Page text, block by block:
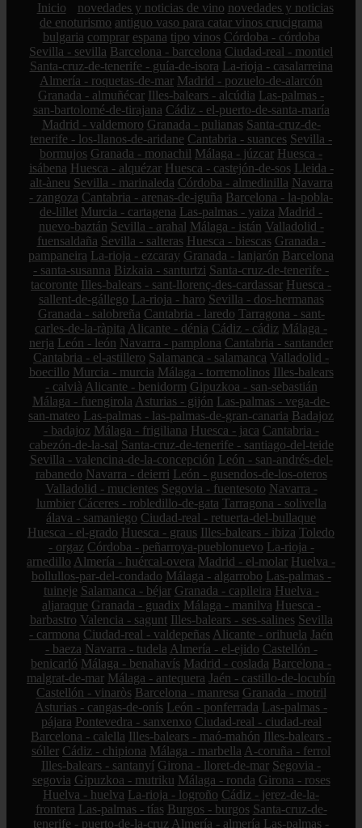
Inicio novedades y noticias de vino novedades y noticias
de enoturismo antiguo vaso para catar vinos crucigrama
bulgaria comprar espana tipo vinos Córdoba - córdoba
Sevilla - sevilla Barcelona - barcelona Ciudad-real - montiel
Santa-cruz-de-tenerife - guía-de-isora La-rioja - casalarreina
Almería - roquetas-de-mar Madrid - pozuelo-de-alarcón
Granada - almuñécar Illes-balears - alcúdia Las-palmas -
san-bartolomé-de-tirajana Cádiz - el-puerto-de-santa-maría
Madrid - valdemoro Granada - pulianas Santa-cruz-de-
tenerife - los-llanos-de-aridane Cantabria - suances Sevilla -
bormujos Granada - monachil Málaga - júzcar Huesca -
isábena Huesca - alquézar Huesca - castejón-de-sos Lleida -
alt-àneu Sevilla - marinaleda Córdoba - almedinilla Navarra
- zangoza Cantabria - arenas-de-iguña Barcelona - la-pobla-
de-lillet Murcia - cartagena Las-palmas - yaiza Madrid -
nuevo-baztán Sevilla - arahal Málaga - istán Valladolid -
fuensaldaña Sevilla - salteras Huesca - biescas Granada -
pampaneira La-rioja - ezcaray Granada - lanjarón Barcelona
- santa-susanna Bizkaia - santurtzi Santa-cruz-de-tenerife -
tacoronte Illes-balears - sant-llorenç-des-cardassar Huesca -
sallent-de-gállego La-rioja - haro Sevilla - dos-hermanas
Granada - salobreña Cantabria - laredo Tarragona - sant-
carles-de-la-ràpita Alicante - dénia Cádiz - cádiz Málaga -
nerja León - león Navarra - pamplona Cantabria - santander
Cantabria - el-astillero Salamanca - salamanca Valladolid -
boecillo Murcia - murcia Málaga - torremolinos Illes-balears
- calvià Alicante - benidorm Gipuzkoa - san-sebastián
Málaga - fuengirola Asturias - gijón Las-palmas - vega-de-
san-mateo Las-palmas - las-palmas-de-gran-canaria Badajoz
- badajoz Málaga - frigiliana Huesca - jaca Cantabria -
cabezón-de-la-sal Santa-cruz-de-tenerife - santiago-del-teide
Sevilla - valencina-de-la-concepción León - san-andrés-del-
rabanedo Navarra - deierri León - gusendos-de-los-oteros
Valladolid - mucientes Segovia - fuentesoto Navarra -
lumbier Cáceres - robledillo-de-gata Tarragona - solivella
álava - samaniego Ciudad-real - retuerta-del-bullaque
Huesca - el-grado Huesca - graus Illes-balears - ibiza Toledo
- orgaz Córdoba - peñarroya-pueblonuevo La-rioja -
arnedillo Almería - huércal-overa Madrid - el-molar Huelva -
bollullos-par-del-condado Málaga - algarrobo Las-palmas -
tuineje Salamanca - béjar Granada - capileira Huelva -
aljaraque Granada - guadix Málaga - manilva Huesca -
barbastro Valencia - sagunt Illes-balears - ses-salines Sevilla
- carmona Ciudad-real - valdepeñas Alicante - orihuela Jaén
- baeza Navarra - tudela Almería - el-ejido Castellón -
benicarló Málaga - benahavís Madrid - coslada Barcelona -
malgrat-de-mar Málaga - antequera Jaén - castillo-de-locubín
Castellón - vinaròs Barcelona - manresa Granada - motril
Asturias - cangas-de-onís León - ponferrada Las-palmas -
pájara Pontevedra - sanxenxo Ciudad-real - ciudad-real
Barcelona - calella Illes-balears - maó-mahón Illes-balears -
sóller Cádiz - chipiona Málaga - marbella A-coruña - ferrol
Illes-balears - santanyí Girona - lloret-de-mar Segovia -
segovia Gipuzkoa - mutriku Málaga - ronda Girona - roses
Huelva - huelva La-rioja - logroño Cádiz - jerez-de-la-
frontera Las-palmas - tías Burgos - burgos Santa-cruz-de-
tenerife - puerto-de-la-cruz Almería - almería Las-palmas -